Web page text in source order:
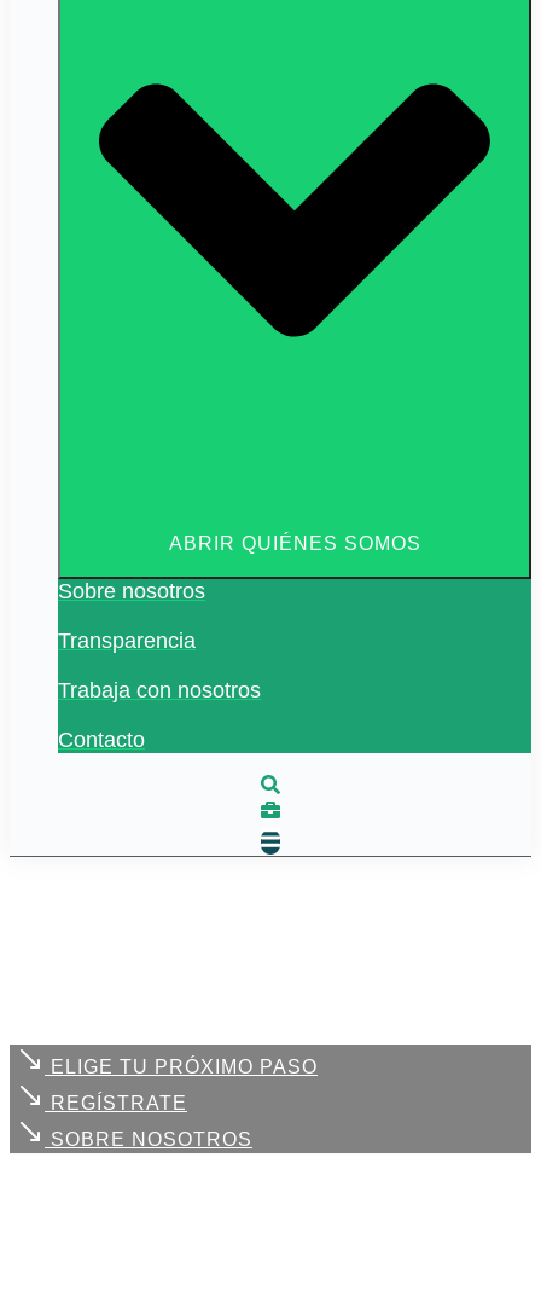
ABRIR QUIÉNES SOMOS
Sobre nosotros
Transparencia
Trabaja con nosotros
Contacto
ELIGE TU PRÓXIMO PASO
REGÍSTRATE
SOBRE NOSOTROS